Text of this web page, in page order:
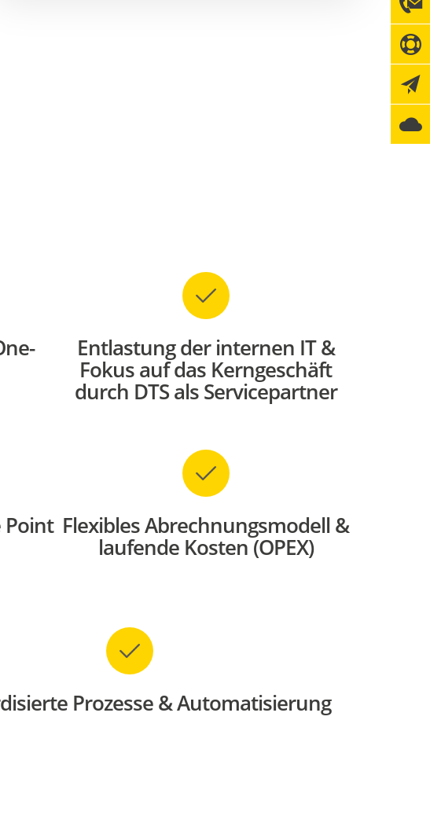
Entlastung der internen IT &
Fokus auf das Kerngeschäft
durch DTS als Servicepartner
Point Flexibles Abrechnungsmodell &
laufende Kosten (OPEX)
Prozesse & Automatisierung